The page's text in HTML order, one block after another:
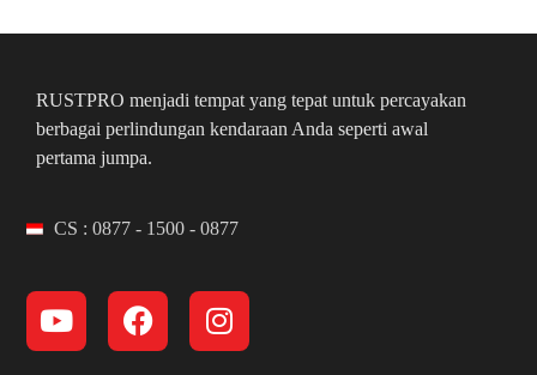
RUSTPRO menjadi tempat yang tepat untuk percayakan
berbagai perlindungan kendaraan Anda seperti awal
pertama jumpa.
CS : 0877 - 1500 - 0877